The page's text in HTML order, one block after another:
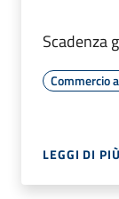
Scadenza
Commercio
LEGGI DI PIÙ